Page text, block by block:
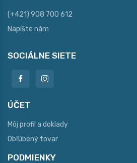
(+421) 908 700 612
Napíšte nám
SOCIÁLNE SIETE
ÚČET
Môj profil a doklady
Obľúbený tovar
PODMIENKY